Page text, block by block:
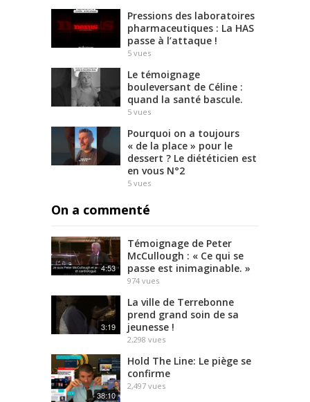
Pressions des laboratoires
pharmaceutiques : La HAS
passe à l’attaque !
5 vues
Le témoignage
bouleversant de Céline :
quand la santé bascule.
5 vues
Pourquoi on a toujours
« de la place » pour le
dessert ? Le diététicien est
en vous N°2
5 vues
On a commenté
4:53
Témoignage de Peter
McCullough : « Ce qui se
passe est inimaginable. »
974 vues
3:19
La ville de Terrebonne
prend grand soin de sa
jeunesse !
2,298 vues
38:10
Hold The Line: Le piège se
confirme
2,497 vues